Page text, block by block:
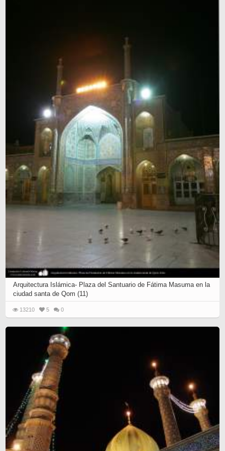
Arquitectura Islámica- Plaza del Santuario de Fátima Masuma en la
ciudad santa de Qom (11)
13210 5 0